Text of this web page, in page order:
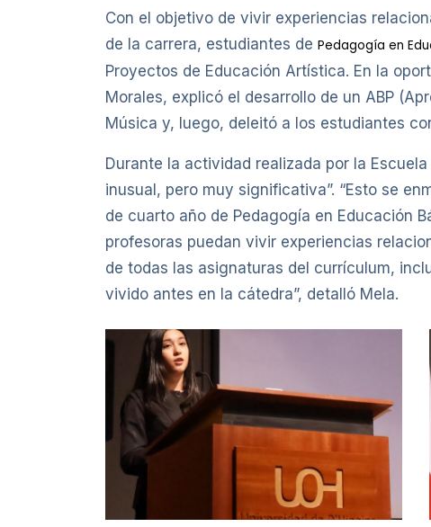
Con el objetivo de vivir experiencias
de la carrera, estudiantes de Pedagogía en
Proyectos de Educación Artística. En la
Morales, explicó el desarrollo de un ABP
Música y, luego, deleitó a los estudiantes
Durante la actividad realizada por la
inusual, pero muy significativa”. “Esto se
de cuarto año de Pedagogía en Educación
profesoras puedan vivir experiencias
de todas las asignaturas del currículum,
vivido antes en la cátedra”, detalló Mela.